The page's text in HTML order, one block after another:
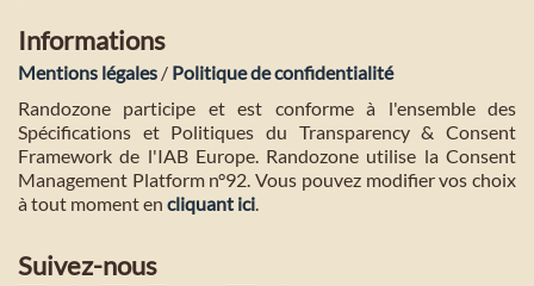
Informations
Mentions légales / Politique de confidentialité
Randozone participe et est conforme à l'ensemble des
Spécifications et Politiques du Transparency & Consent
Framework de l'IAB Europe. Randozone utilise la Consent
Management Platform n°92. Vous pouvez modifier vos choix
à tout moment en cliquant ici.
Suivez-nous